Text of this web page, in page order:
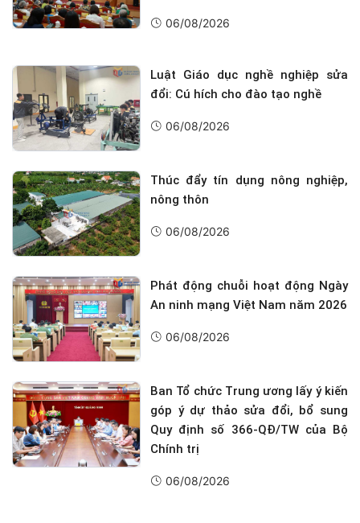
06/08/2026
Luật Giáo dục nghề nghiệp sửa
đổi: Cú hích cho đào tạo nghề
06/08/2026
Thúc đẩy tín dụng nông nghiệp,
nông thôn
06/08/2026
Phát động chuỗi hoạt động Ngày
An ninh mạng Việt Nam năm 2026
06/08/2026
Ban Tổ chức Trung ương lấy ý kiến
góp ý dự thảo sửa đổi, bổ sung
Quy định số 366-QĐ/TW của Bộ
Chính trị
06/08/2026